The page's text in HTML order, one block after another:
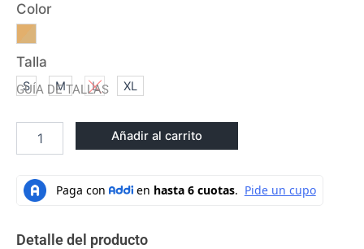
Color
Talla
S M L XL
CAMISA
HOMBRE
MC
cantidad
Añadir al carrito
GUÍA DE TALLAS
Detalle del producto